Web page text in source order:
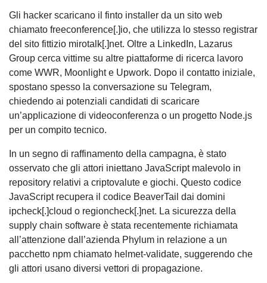
Gli hacker scaricano il finto installer da un sito web
chiamato freeconference[.]io, che utilizza lo stesso registrar
del sito fittizio mirotalk[.]net. Oltre a LinkedIn, Lazarus
Group cerca vittime su altre piattaforme di ricerca lavoro
come WWR, Moonlight e Upwork. Dopo il contatto iniziale,
spostano spesso la conversazione su Telegram,
chiedendo ai potenziali candidati di scaricare
un’applicazione di videoconferenza o un progetto Node.js
per un compito tecnico.
In un segno di raffinamento della campagna, è stato
osservato che gli attori iniettano JavaScript malevolo in
repository relativi a criptovalute e giochi. Questo codice
JavaScript recupera il codice BeaverTail dai domini
ipcheck[.]cloud o regioncheck[.]net. La sicurezza della
supply chain software è stata recentemente richiamata
all’attenzione dall’azienda Phylum in relazione a un
pacchetto npm chiamato helmet-validate, suggerendo che
gli attori usano diversi vettori di propagazione.